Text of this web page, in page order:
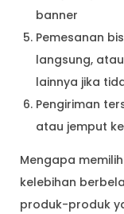
banner
Pemesanan
langsung,
lainnya jika
Pengiriman
atau jemput
Mengapa
kelebihan
produk-produk